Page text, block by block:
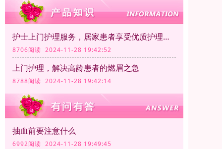
护士上门护理服务，居家患者享受优质护理服务
8706阅读 2024-11-28 19:42:52
上门护理，解决高龄患者的燃眉之急
8788阅读 2024-11-28 19:42:14
抽血前要注意什么
6992阅读 2024-11-28 19:49:45